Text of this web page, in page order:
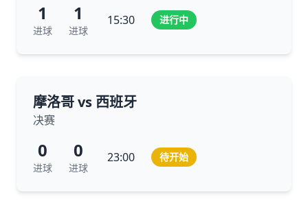
1
进球
1
进球
15:30 进行中
摩洛哥 vs 西班牙
决赛
0
进球
0
进球
23:00 待开始